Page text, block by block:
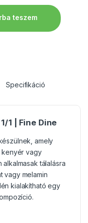
mennyiség
teszem
Specifikáció
1 | Fine Dine
amely
kenyér vagy
tálalásra
vagy melamin
kialakítható egy